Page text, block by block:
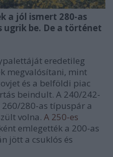
a jól ismert 280-as
ugrik be. De a történet
eredetileg
megvalósítani, mint
és a belföldi piac
beindult. A 240/242-
280-as típuspár a
volna. A 250-es
emlegették a 200-as
jött a csuklós és